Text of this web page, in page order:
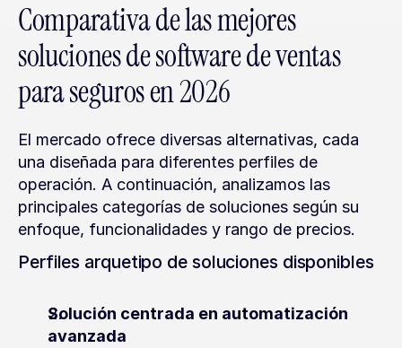
Comparativa de las mejores
soluciones de software de ventas
para seguros en 2026
El mercado ofrece diversas alternativas, cada
una diseñada para diferentes perfiles de
operación. A continuación, analizamos las
principales categorías de soluciones según su
enfoque, funcionalidades y rango de precios.
Perfiles arquetipo de soluciones disponibles
Solución centrada en automatización
avanzada